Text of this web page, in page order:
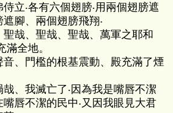
立‧各有六個翅膀‧用兩個翅膀遮
腳、兩個翅膀飛翔‧
哉、聖哉、聖哉、萬軍之耶和
滿全地。
音、門檻的根基震動、殿充滿了煙
、我滅亡了‧因為我是嘴唇不潔
唇不潔的民中‧又因我眼見大君